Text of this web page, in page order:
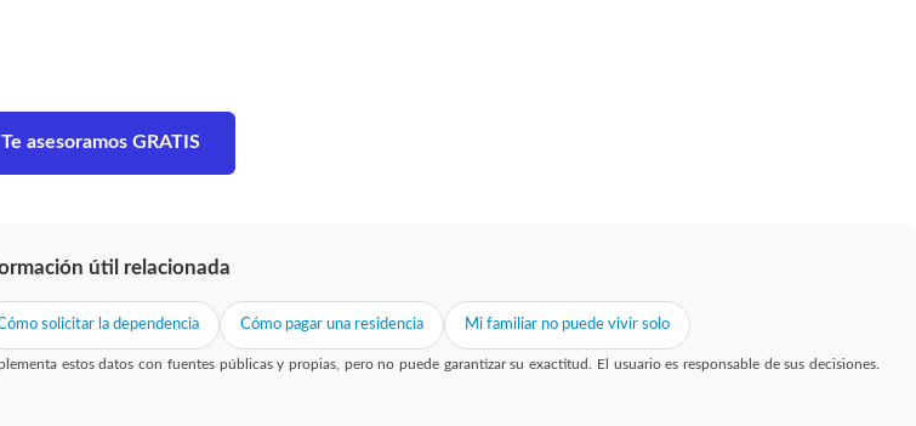
Te asesoramos GRATIS
útil relacionada
solicitar la dependencia Cómo pagar una residencia Mi familiar no puede vivir solo
estos datos con fuentes públicas y propias, pero no puede garantizar su exactitud. El usuario es responsable de sus decisiones.